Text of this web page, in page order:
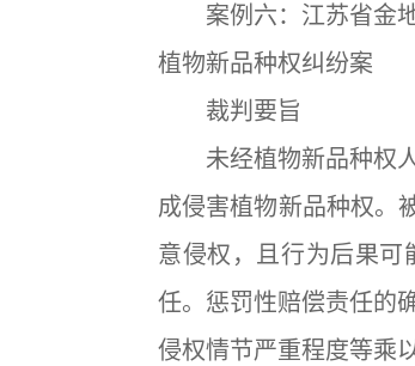
案例六：江苏省金地
植物新品种权纠纷案
裁判要旨
未经植物新品种权人
成侵害植物新品种权。
意侵权，且行为后果
任。惩罚性赔偿责任的
侵权情节严重程度等乘